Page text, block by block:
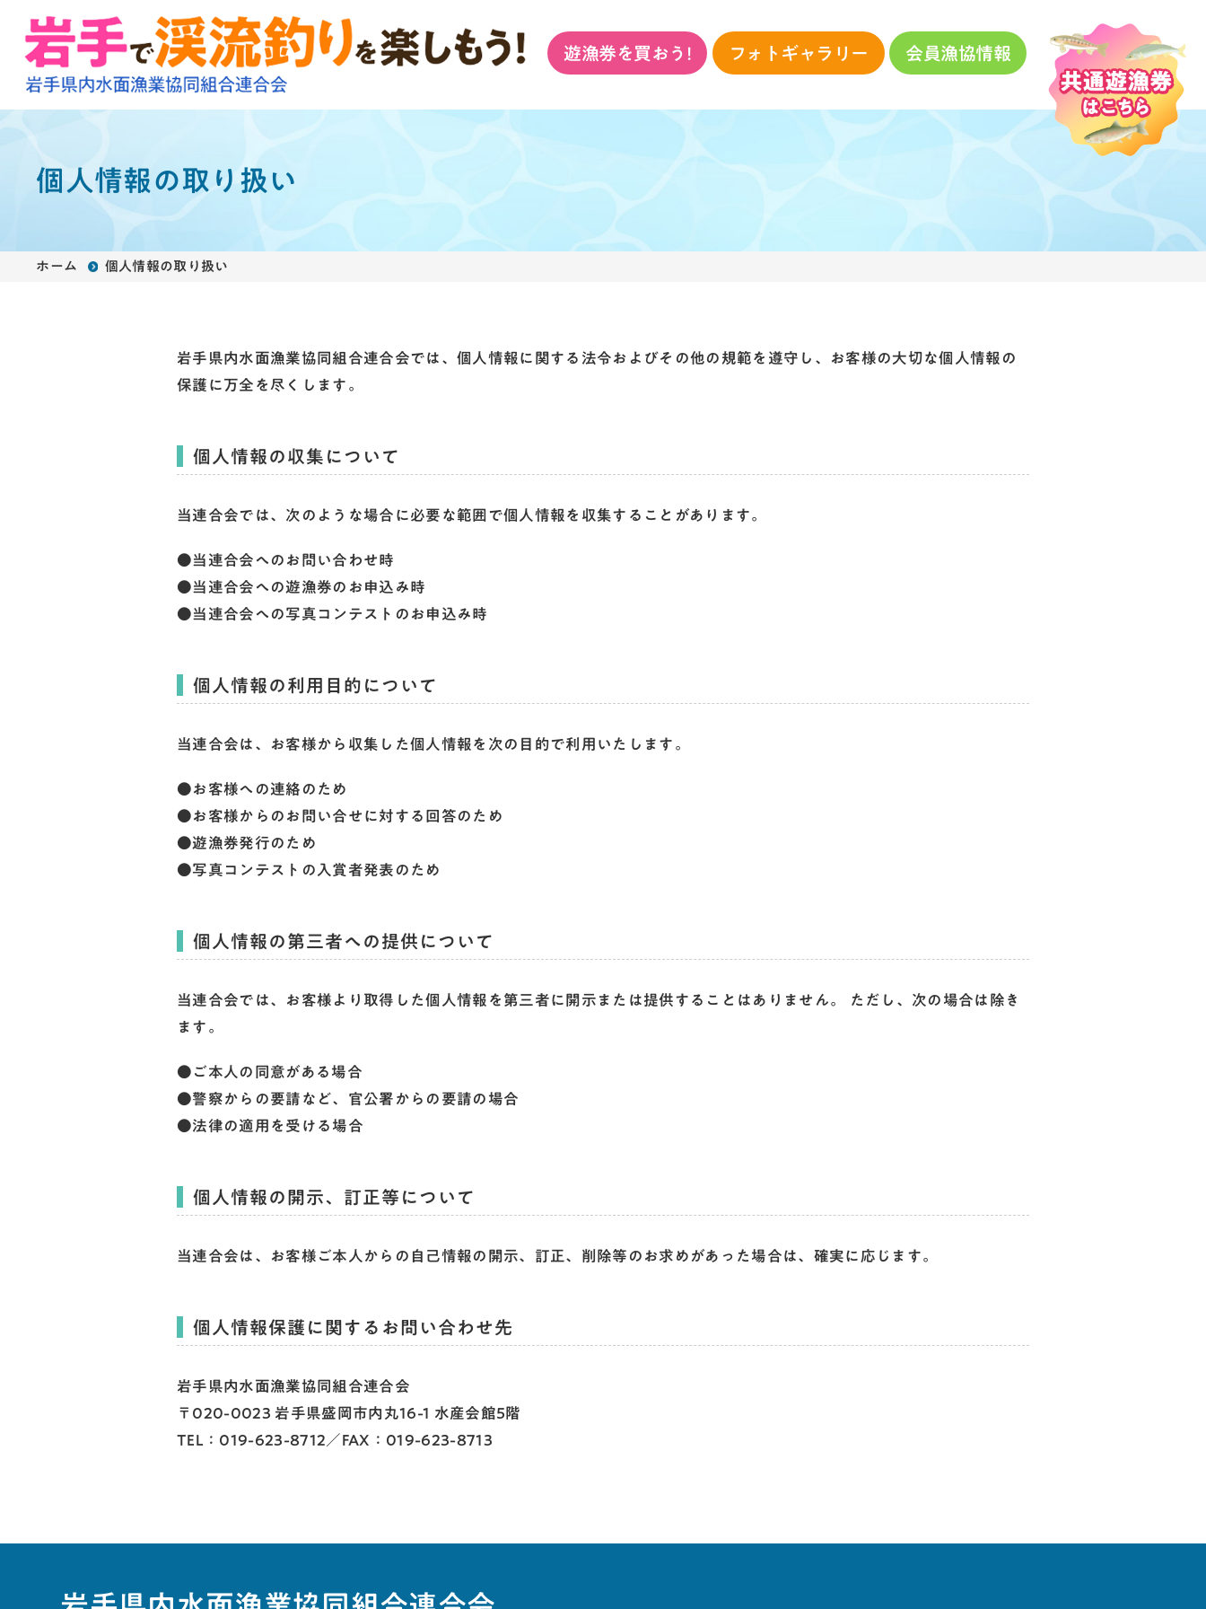
遊漁券を買おう! フォトギャラリー 会員漁協情報
個人情報の取り扱い
ホーム 個人情報の取り扱い
岩手県内水面漁業協同組合連合会では、個人情報に関する法令およびその他の規範を遵守し、お客様の大切な個人情報の
保護に万全を尽くします。
個人情報の収集について
当連合会では、次のような場合に必要な範囲で個人情報を収集することがあります。
●当連合会へのお問い合わせ時
●当連合会への遊漁券のお申込み時
●当連合会への写真コンテストのお申込み時
個人情報の利用目的について
当連合会は、お客様から収集した個人情報を次の目的で利用いたします。
●お客様への連絡のため
●お客様からのお問い合せに対する回答のため
●遊漁券発行のため
●写真コンテストの入賞者発表のため
個人情報の第三者への提供について
当連合会では、お客様より取得した個人情報を第三者に開示または提供することはありません。 ただし、次の場合は除き
ます。
●ご本人の同意がある場合
●警察からの要請など、官公署からの要請の場合
●法律の適用を受ける場合
個人情報の開示、訂正等について
当連合会は、お客様ご本人からの自己情報の開示、訂正、削除等のお求めがあった場合は、確実に応じます。
個人情報保護に関するお問い合わせ先
岩手県内水面漁業協同組合連合会
〒020-0023 岩手県盛岡市内丸16-1 水産会館5階
TEL：019-623-8712／FAX：019-623-8713